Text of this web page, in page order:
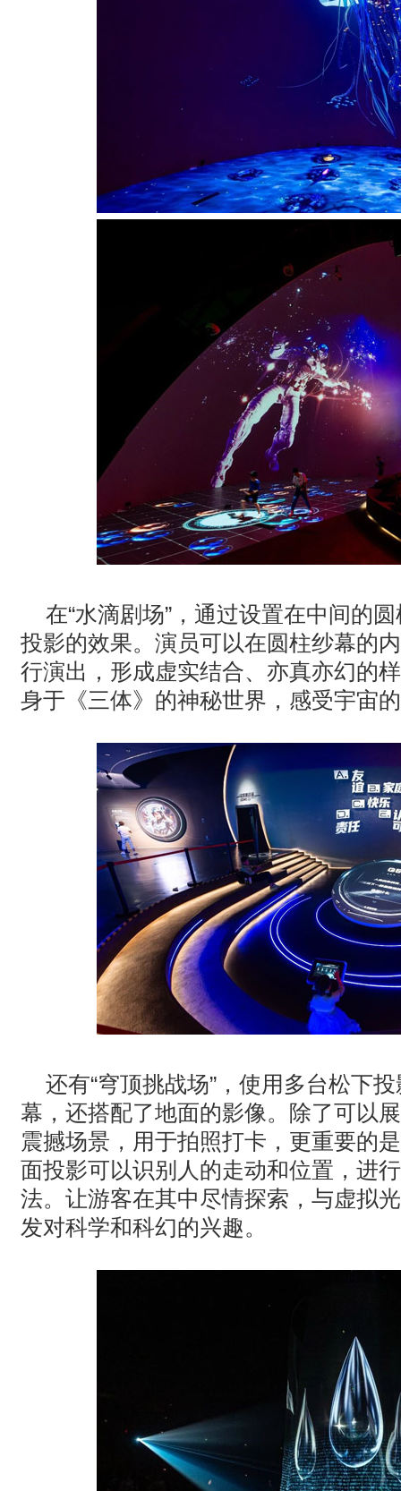
在“水滴剧场”，通过设置在中间的
投影的效果。演员可以在圆柱纱幕的
行演出，形成虚实结合、亦真亦幻的
身于《三体》的神秘世界，感受宇宙
还有“穹顶挑战场”，使用多台松下
幕，还搭配了地面的影像。除了可以
震撼场景，用于拍照打卡，更重要的
面投影可以识别人的走动和位置，进
法。让游客在其中尽情探索，与虚拟
发对科学和科幻的兴趣。